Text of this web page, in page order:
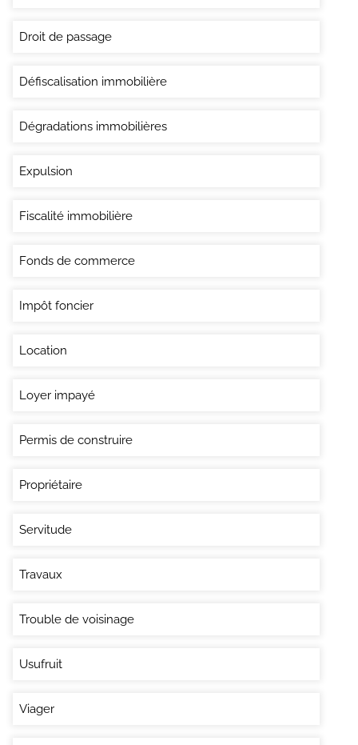
Droit de passage
Défiscalisation immobilière
Dégradations immobilières
Expulsion
Fiscalité immobilière
Fonds de commerce
Impôt foncier
Location
Loyer impayé
Permis de construire
Propriétaire
Servitude
Travaux
Trouble de voisinage
Usufruit
Viager